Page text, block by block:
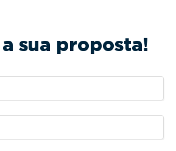
a sua proposta!